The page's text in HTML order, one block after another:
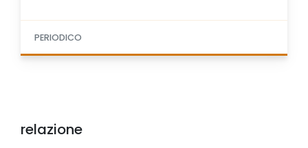
PERIODICO
relazione